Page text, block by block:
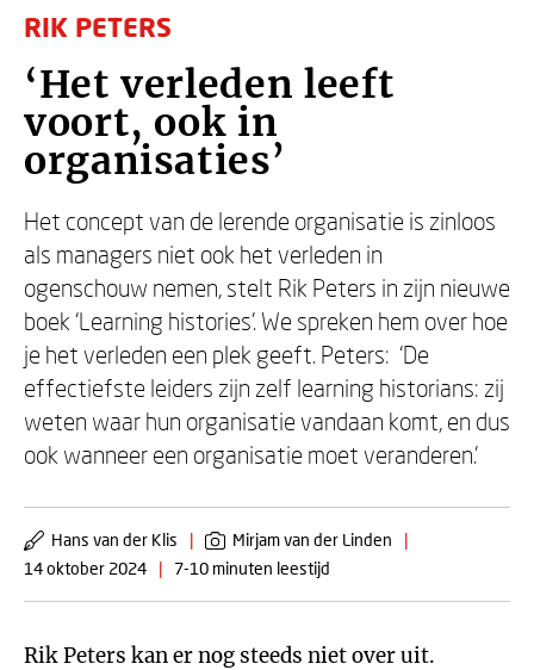
RIK PETERS
‘Het verleden leeft
voort, ook in
organisaties’
Het concept van de lerende organisatie is zinloos
als managers niet ook het verleden in
ogenschouw nemen, stelt Rik Peters in zijn nieuwe
boek ‘Learning histories’. We spreken hem over hoe
je het verleden een plek geeft. Peters: ‘De
effectiefste leiders zijn zelf learning historians: zij
weten waar hun organisatie vandaan komt, en dus
ook wanneer een organisatie moet veranderen.’
Hans van der Klis | Mirjam van der Linden
|
14 oktober 2024
| 7-10 minuten leestijd
Rik Peters kan er nog steeds niet over uit.